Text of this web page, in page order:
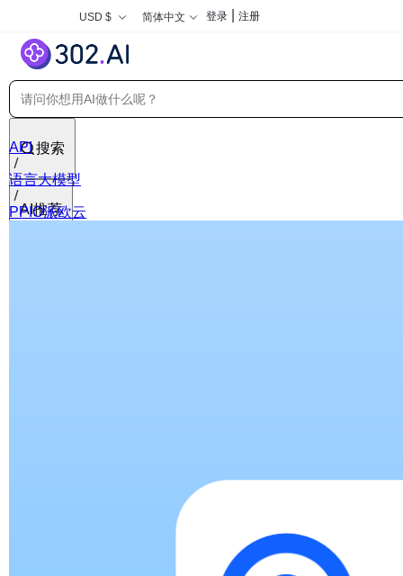
USD $ 简体中文 登录 注册
搜索
AI推荐
API
语言大模型
PPIO派欧云